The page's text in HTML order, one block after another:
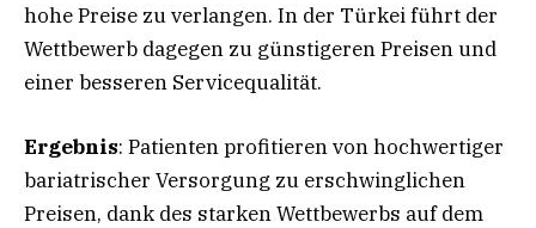
hohe Preise zu verlangen. In der Türkei führt der
Wettbewerb dagegen zu günstigeren Preisen und
einer besseren Servicequalität.
Ergebnis: Patienten profitieren von hochwertiger
bariatrischer Versorgung zu erschwinglichen
Preisen, dank des starken Wettbewerbs auf dem